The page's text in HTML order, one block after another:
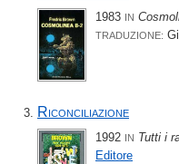
1983 IN
TRADUZIONE:
Riconciliazione
1992 IN Tutti i
Editore